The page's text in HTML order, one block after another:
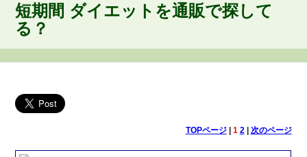
短期間 ダイエットを通販で探して
る？
TOPページ| 1 2| 次のページ